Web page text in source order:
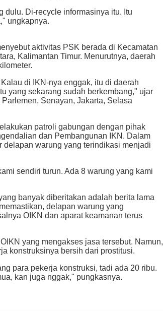
dulu. Di-recycle informasinya itu. Itu
ungkapnya.
aktivitas PSK berada di Kecamatan
Kalimantan Timur. Menurutnya, daerah
di IKN-nya enggak, itu di daerah
yang sekarang sudah berkembang," ujar
Senayan, Jakarta, Selasa
patroli gabungan dengan pihak
dan Pembangunan IKN. Dalam
delapan warung yang terindikasi menjadi
sendiri turun. Ada 8 warung yang kami
banyak diberitakan adalah berita lama
delapan warung yang
OIKN dan aparat keamanan terus
yang mengakses jasa tersebut. Namun,
konstruksinya bersih dari prostitusi.
para pekerja konstruksi, tadi ada 20 ribu.
kan juga nggak," pungkasnya.